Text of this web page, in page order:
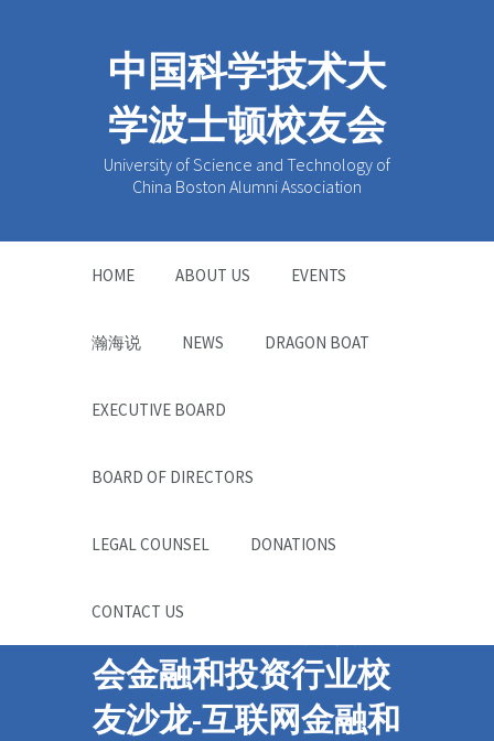
中国科学技术大
学波士顿校友会
University of Science and Technology of
China Boston Alumni Association
HOME ABOUT US EVENTS
瀚海说 NEWS DRAGON BOAT
EXECUTIVE BOARD
BOARD OF DIRECTORS
LEGAL COUNSEL DONATIONS
CONTACT US
中国科大波士顿校友
会金融和投资行业校
友沙龙-互联网金融和